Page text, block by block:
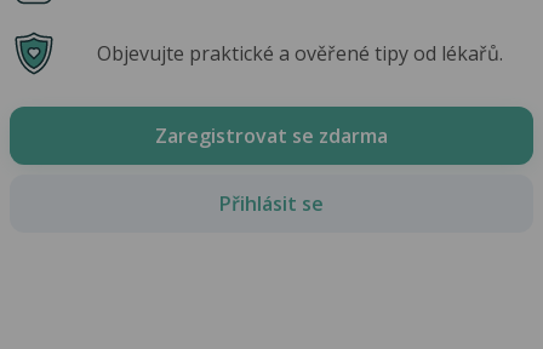
Objevujte praktické a ověřené tipy od lékařů.
Zaregistrovat se zdarma
Přihlásit se